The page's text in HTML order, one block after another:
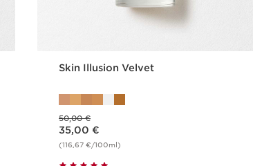
Skin Illusion Velvet
50,00 €
Nykyinen hinta 35,00 €
35,00 €
(116,67 €/100ml)